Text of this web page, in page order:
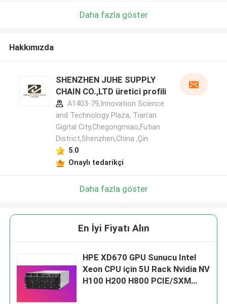
Daha fazla göster
Hakkımızda
SHENZHEN JUHE SUPPLY
CHAIN CO.,LTD üretici profili
A1403-79,Innovation Science
and Technology Plaza, Tian'an
Gigital City,Chegongmiao,Futian
District,Shenzhen,China ,Çin
5.0
Onaylı tedarikçi
Daha fazla göster
En İyi Fiyatı Alın
HPE XD670 GPU Sunucu Intel
Xeon CPU için 5U Rack Nvidia NV
H100 H200 H800 PCIE/SXM